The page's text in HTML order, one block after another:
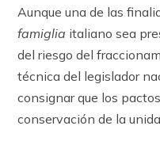
Aunque una de las
famiglia italiano sea
del riesgo del
técnica del legislador
consignar que los
conservación de la